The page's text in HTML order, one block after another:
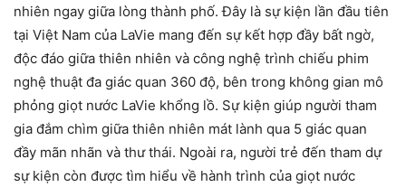
nhiên ngay giữa lòng thành phố. Đây là sự kiện lần đầu tiên
tại Việt Nam của LaVie mang đến sự kết hợp đầy bất ngờ,
độc đáo giữa thiên nhiên và công nghệ trình chiếu phim
nghệ thuật đa giác quan 360 độ, bên trong không gian mô
phỏng giọt nước LaVie khổng lồ. Sự kiện giúp người tham
gia đắm chìm giữa thiên nhiên mát lành qua 5 giác quan
đầy mãn nhãn và thư thái. Ngoài ra, người trẻ đến tham dự
sự kiện còn được tìm hiểu về hành trình của giọt nước